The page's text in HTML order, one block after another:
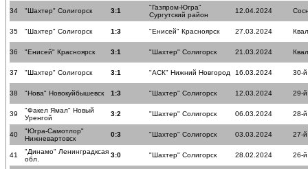
34 "Шахтер" Солигорск 3:1
"Газпром-Югра"
Сургутский район
12.04.2024
35 "Шахтер" Солигорск 1:3 "Енисей" Красноярск 27.03.2024
36 "Енисей" Красноярск 3:1 "Шахтер" Солигорск 21.03.2024
37 "Шахтер" Солигорск 3:1 "АСК" Нижний Новгород 16.03.2024 30-й
38 "Нова" Новокуйбышевск 1:3 "Шахтер" Солигорск 12.03.2024 29-й
39
"Факел Ямал" Новый
Уренгой
3:2 "Шахтер" Солигорск 06.03.2024 28-й
40
"Югра-Самотлор"
Нижневартовск
0:3 "Шахтер" Солигорск 03.03.2024 27-й
41
"Динамо" Ленинградксая
обл.
3:0 "Шахтер" Солигорск 28.02.2024 26-й